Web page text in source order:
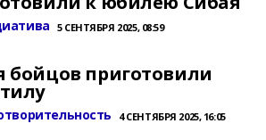
5 СЕНТЯБРЯ 2025, 08:59
бойцов приготовили
4 СЕНТЯБРЯ 2025, 16:05